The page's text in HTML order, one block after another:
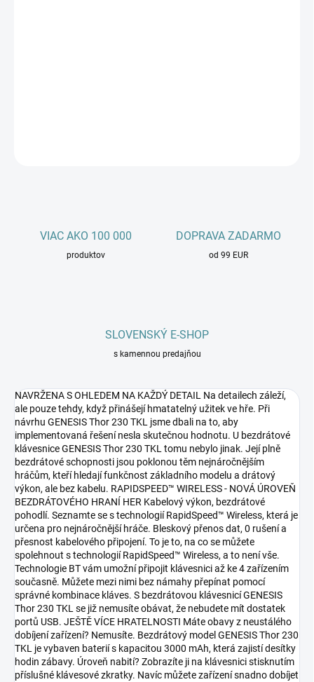
VIAC AKO 100 000
produktov
DOPRAVA ZADARMO
od 99 EUR
SLOVENSKÝ E-SHOP
s kamennou predajňou
NAVRŽENA S OHLEDEM NA KAŽDÝ DETAIL Na detailech záleží,
ale pouze tehdy, když přinášejí hmatatelný užitek ve hře. Při
návrhu GENESIS Thor 230 TKL jsme dbali na to, aby
implementovaná řešení nesla skutečnou hodnotu. U bezdrátové
klávesnice GENESIS Thor 230 TKL tomu nebylo jinak. Její plně
bezdrátové schopnosti jsou poklonou těm nejnáročnějším
hráčům, kteří hledají funkčnost základního modelu a drátový
výkon, ale bez kabelu. RAPIDSPEED™ WIRELESS - NOVÁ ÚROVEŇ
BEZDRÁTOVÉHO HRANÍ HER Kabelový výkon, bezdrátové
pohodlí. Seznamte se s technologií RapidSpeed™ Wireless, která je
určena pro nejnáročnější hráče. Bleskový přenos dat, 0 rušení a
přesnost kabelového připojení. To je to, na co se můžete
spolehnout s technologií RapidSpeed™ Wireless, a to není vše.
Technologie BT vám umožní připojit klávesnici až ke 4 zařízením
současně. Můžete mezi nimi bez námahy přepínat pomocí
správné kombinace kláves. S bezdrátovou klávesnicí GENESIS
Thor 230 TKL se již nemusíte obávat, že nebudete mít dostatek
portů USB. JEŠTĚ VÍCE HRATELNOSTI Máte obavy z neustálého
dobíjení zařízení? Nemusíte. Bezdrátový model GENESIS Thor 230
TKL je vybaven baterií s kapacitou 3000 mAh, která zajistí desítky
hodin zábavy. Úroveň nabití? Zobrazíte ji na klávesnici stisknutím
příslušné klávesové zkratky. Navíc můžete zařízení snadno dobíjet